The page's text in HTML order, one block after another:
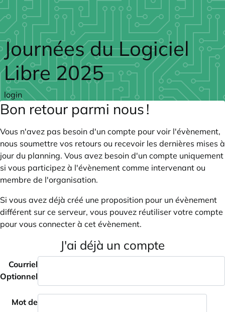
Skip to main content
Journées du Logiciel
Libre 2025
login
Bon retour parmi nous !
Vous n'avez pas besoin d'un compte pour voir l'évènement,
nous soumettre vos retours ou recevoir les dernières mises à
jour du planning. Vous avez besoin d'un compte uniquement
si vous participez à l'évènement comme intervenant ou
membre de l'organisation.
Si vous avez déjà créé une proposition pour un évènement
différent sur ce serveur, vous pouvez réutiliser votre compte
pour vous connecter à cet évènement.
J'ai déjà un compte
Courriel
Optionnel
Mot de